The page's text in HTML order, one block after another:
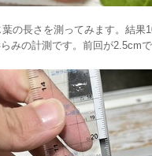
の長さを測ってみます。結果
みの計測です。前回が2.5cm